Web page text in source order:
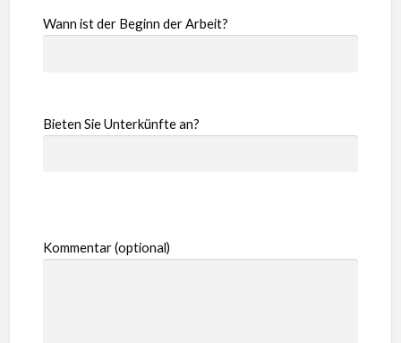
Wann ist der Beginn der Arbeit?
Bieten Sie Unterkünfte an?
Kommentar (optional)